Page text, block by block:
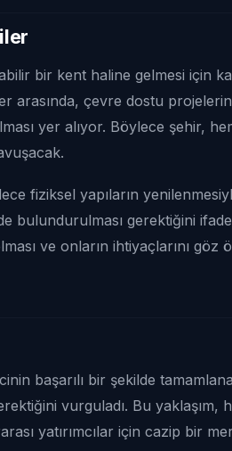
bir kent haline gelmesi için
arasında, çevre dostu
yer alıyor. Böylece şehir,
fiziksel yapıların
gerektiğini ifade
ve onların ihtiyaçlarını göz
başarılı bir şekilde
vurguladı. Bu yaklaşım,
yatırımcılar için cazip bir